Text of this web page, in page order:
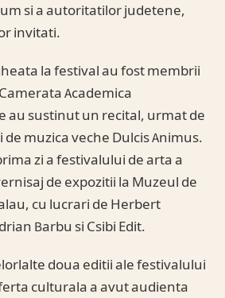
si a autoritatilor judetene,
invitati.
la festival au fost membrii
Academica
au sustinut un recital, urmat de
muzica veche Dulcis Animus.
zi a festivalului de arta a
de expozitii la Muzeul de
cu lucrari de Herbert
Barbu si Csibi Edit.
doua editii ale festivalului
culturala a avut audienta